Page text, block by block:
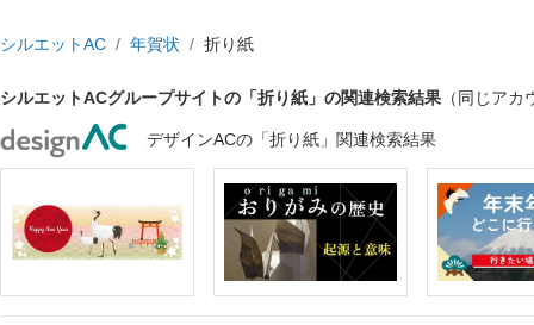
シルエットAC 年賀状 折り紙
シルエットACグループサイトの「折り紙」の関連検索結果 （同じア
デザインACの「折り紙」関連検索結果